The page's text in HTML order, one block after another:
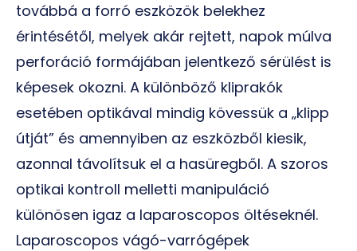
továbbá a forró eszközök belekhez
érintésétől, melyek akár rejtett, napok múlva
perforáció formájában jelentkező sérülést is
képesek okozni. A különböző kliprakók
esetében optikával mindig kövessük a „klipp
útját” és amennyiben az eszközből kiesik,
azonnal távolítsuk el a hasüregből. A szoros
optikai kontroll melletti manipuláció
különösen igaz a laparoscopos öltéseknél.
Laparoscopos vágó-varrógépek